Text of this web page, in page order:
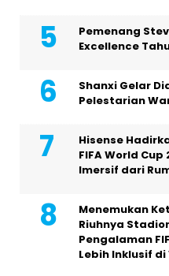
Pemenang
Excellence
Shanxi Gelar
Pelestarian
Hisense
FIFA World
Imersif dari
Menemukan
Riuhnya
Pengalaman
Lebih Inklusif di